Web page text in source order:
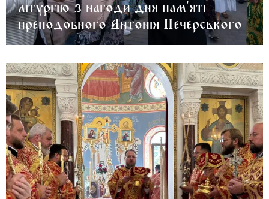
літургію з нагоди дня пам’яті
преподобного Антонія Печерського